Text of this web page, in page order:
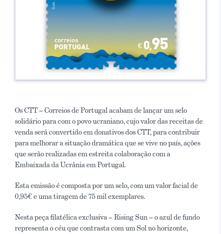
Os CTT – Correios de Portugal acabam de lançar um selo
solidário para com o povo ucraniano, cujo valor das receitas de
venda será convertido em donativos dos CTT, para contribuir
para melhorar a situação dramática que se vive no país, ações
que serão realizadas em estreita colaboração com a
Embaixada da Ucrânia em Portugal.
Esta emissão é composta por um selo, com um valor facial de
0,95€ e uma tiragem de 75 mil exemplares.
Nesta peça filatélica exclusiva – Rising Sun – o azul de fundo
representa o céu que contrasta com um Sol no horizonte,